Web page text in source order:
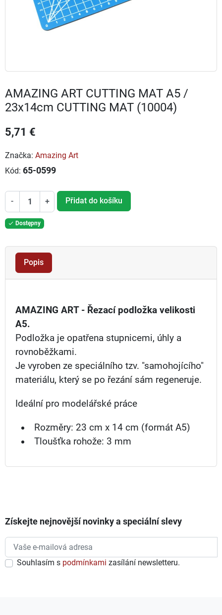
AMAZING ART CUTTING MAT A5 /
23x14cm CUTTING MAT (10004)
5,71 €
Značka: Amazing Art
Kód: 65-0599
- + Přidat do košíku
 Dostępny
Popis
AMAZING ART - Řezací podložka velikosti
A5.
Podložka je opatřena stupnicemi, úhly a
rovnoběžkami.
Je vyroben ze speciálního tzv. "samohojícího"
materiálu, který se po řezání sám regeneruje.
Ideální pro modelářské práce
Rozměry: 23 cm x 14 cm (formát A5)
Tloušťka rohože: 3 mm
Získejte nejnovější novinky a speciální slevy
Souhlasím s podmínkami zasílání newsletteru.